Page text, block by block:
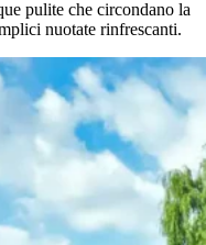
pulite che circondano la
nuotate rinfrescanti.